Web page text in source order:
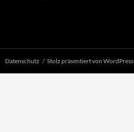
Datenschutz Stolz präsentiert von WordPress